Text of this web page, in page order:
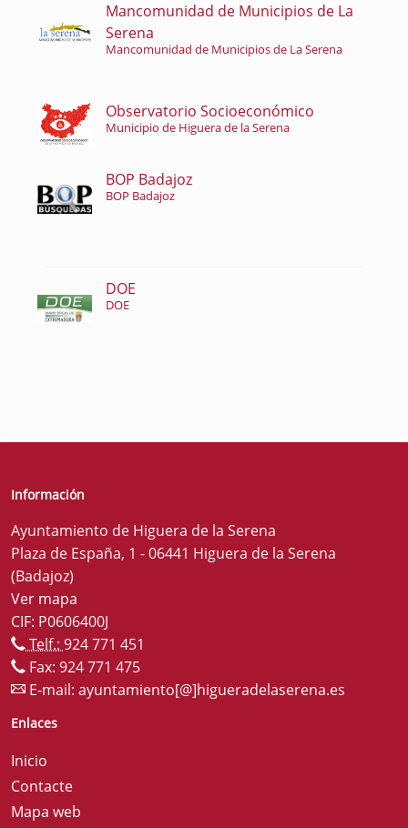
Mancomunidad de Municipios de La
Serena
Mancomunidad de Municipios de La Serena
Observatorio Socioeconómico
Municipio de Higuera de la Serena
BOP Badajoz
BOP Badajoz
DOE
DOE
Información
Ayuntamiento de Higuera de la Serena
Plaza de España, 1 - 06441 Higuera de la Serena
(Badajoz)
Ver mapa
CIF: P0606400J
Telf.: 924 771 451
Fax: 924 771 475
E-mail: ayuntamiento[@]higueradelaserena.es
Enlaces
Inicio
Contacte
Mapa web